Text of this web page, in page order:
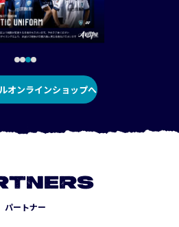
オンラインショップへ
パートナー